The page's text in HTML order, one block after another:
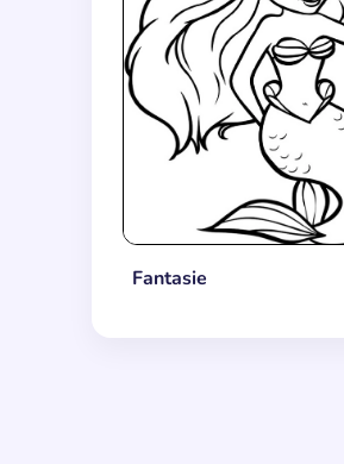
Fantasie